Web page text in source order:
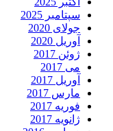
سپتامبر 2025
جولای 2020
آوریل 2020
ژوئن 2017
می 2017
آوریل 2017
مارس 2017
فوریه 2017
ژانویه 2017